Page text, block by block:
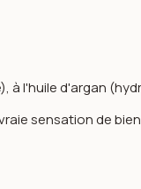
l'huile d'argan
sensation de